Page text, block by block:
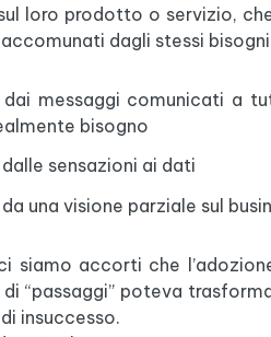
loro prodotto o servizio,
dagli stessi
dai messaggi comunicati a
bisogno
sensazioni ai dati
una visione parziale sul
siamo accorti che
“passaggi” poteva
insuccesso.